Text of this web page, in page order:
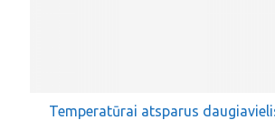
Temperatūrai atsparus